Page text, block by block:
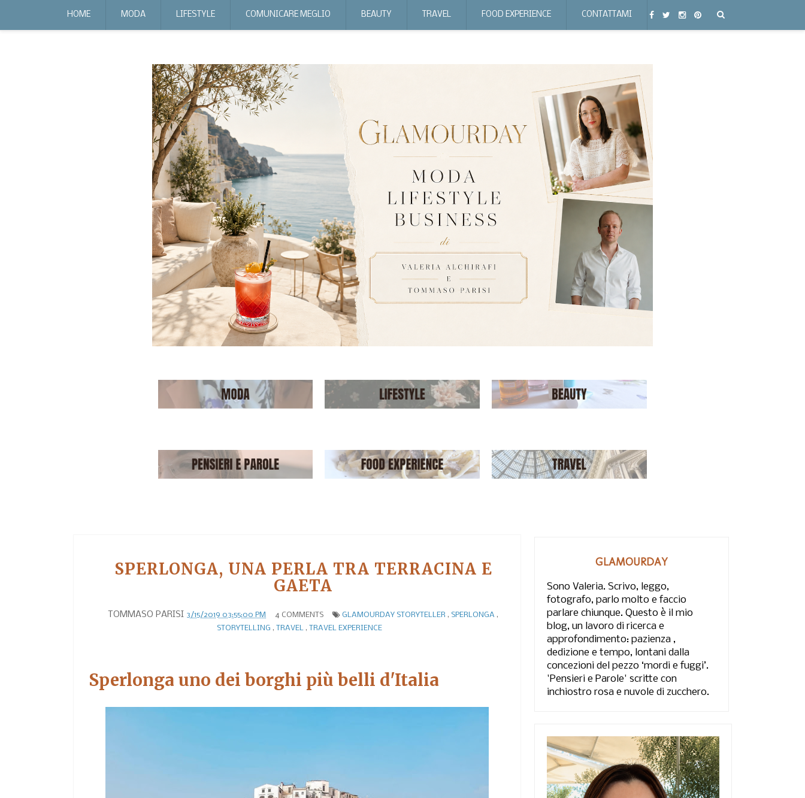
HOME MODA LIFESTYLE COMUNICARE MEGLIO BEAUTY TRAVEL FOOD EXPERIENCE CONTATTAMI
SPERLONGA, UNA PERLA TRA TERRACINA E
GAETA
TOMMASO PARISI 3/15/2019 03:55:00 PM 4 COMMENTS GLAMOURDAY STORYTELLER , SPERLONGA ,
STORYTELLING , TRAVEL , TRAVEL EXPERIENCE
Sperlonga uno dei borghi più belli d'Italia
GLAMOURDAY
Sono Valeria. Scrivo, leggo,
fotografo, parlo molto e faccio
parlare chiunque. Questo è il mio
blog, un lavoro di ricerca e
approfondimento: pazienza ,
dedizione e tempo, lontani dalla
concezioni del pezzo ‘mordi e fuggi’.
'Pensieri e Parole' scritte con
inchiostro rosa e nuvole di zucchero.